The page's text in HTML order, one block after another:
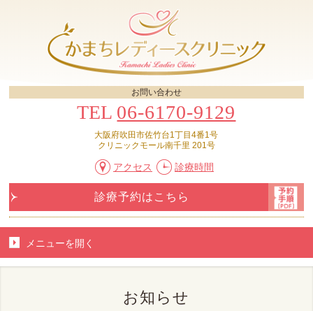
お問い合わせ
TEL 06-6170-9129
大阪府吹田市佐竹台1丁目4番1号
クリニックモール南千里 201号
アクセス 診療時間
診療予約はこちら
メニューを開く
お知らせ